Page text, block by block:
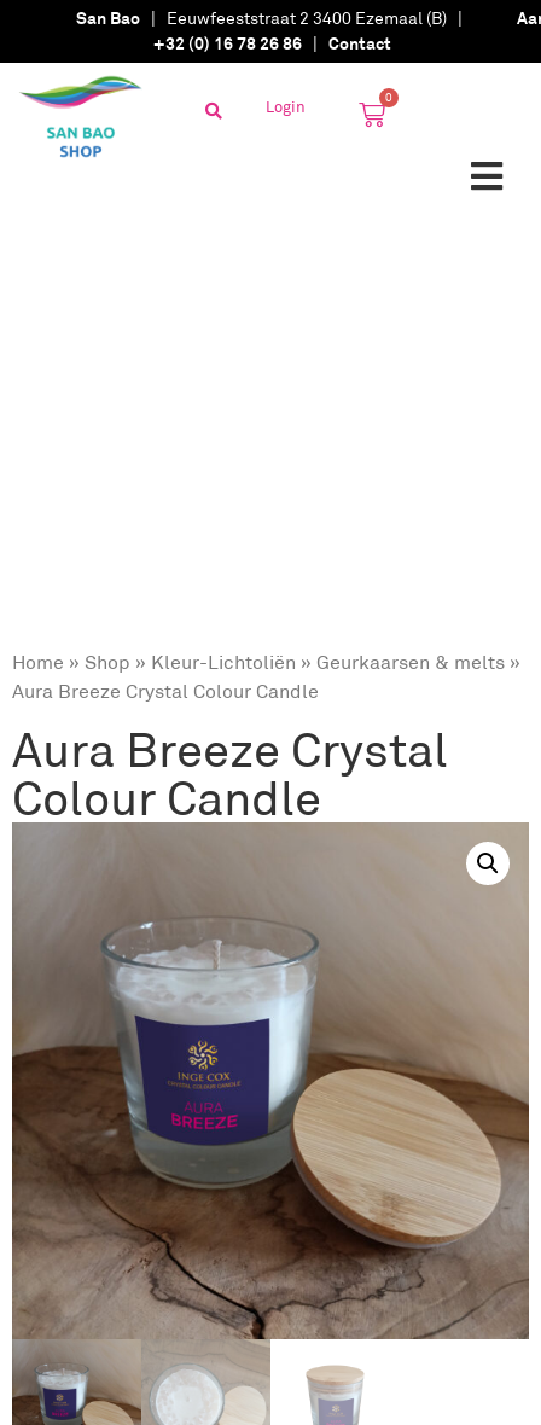
San Bao | Eeuwfeeststraat 2 3400 Ezemaal (B) |
+32 (0) 16 78 26 86 | Contact
Login 0
Home » Shop » Kleur-Lichtoliën » Geurkaarsen & melts »
Aura Breeze Crystal Colour Candle
Aura Breeze Crystal
Colour Candle